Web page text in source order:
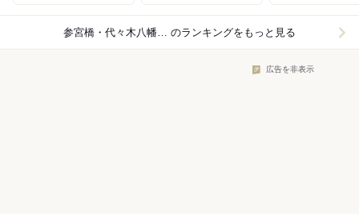
参宮橋・代々木八幡×カレー のランキングをもっと見る
広告を非表示